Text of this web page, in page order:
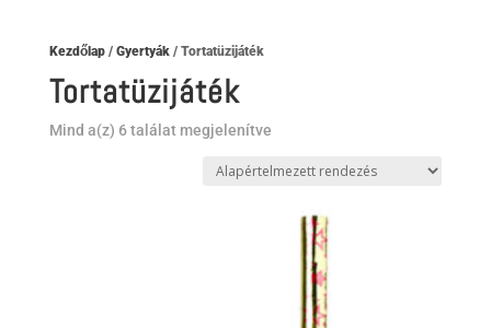
Kezdőlap/ Gyertyák/ Tortatüzijáték
Tortatüzijáték
Mind a(z) 6 találat megjelenítve